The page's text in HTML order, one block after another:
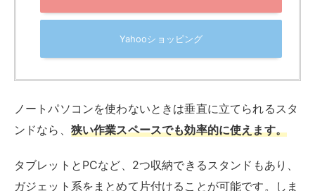
Yahooショッピング
ノートパソコンを使わないときは垂直に立てられるスタ
ンドなら、 狭い作業スペースでも効率的に使えます。
タブレットとPCなど、2つ収納できるスタンドもあり、
ガジェット系をまとめて片付けることが可能です。しま